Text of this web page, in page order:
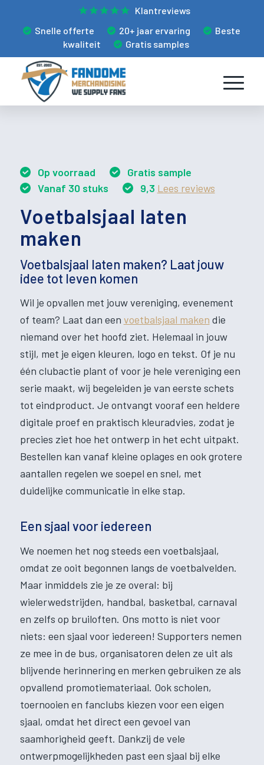
Klantreviews
Snelle offerte
20+ jaar ervaring
Beste
kwaliteit
Gratis samples
Op voorraad
Gratis sample
Vanaf 30 stuks
9,3 Lees reviews
Voetbalsjaal laten
maken
Voetbalsjaal laten maken? Laat jouw
idee tot leven komen
Wil je opvallen met jouw vereniging, evenement
of team? Laat dan een voetbalsjaal maken die
niemand over het hoofd ziet. Helemaal in jouw
stijl, met je eigen kleuren, logo en tekst. Of je nu
één clubactie plant of voor je hele vereniging een
serie maakt, wij begeleiden je van eerste schets
tot eindproduct. Je ontvangt vooraf een heldere
digitale proef en praktisch kleuradvies, zodat je
precies ziet hoe het ontwerp in het echt uitpakt.
Bestellen kan vanaf kleine oplages en ook grotere
aantallen regelen we soepel en snel, met
duidelijke communicatie in elke stap.
Een sjaal voor iedereen
We noemen het nog steeds een voetbalsjaal,
omdat ze ooit begonnen langs de voetbalvelden.
Maar inmiddels zie je ze overal: bij
wielerwedstrijden, handbal, basketbal, carnaval
en zelfs op bruiloften. Ons motto is niet voor
niets: een sjaal voor iedereen! Supporters nemen
ze mee in de bus, organisatoren delen ze uit als
blijvende herinnering en merken gebruiken ze als
opvallend promotiemateriaal. Ook scholen,
toernooien en fanclubs kiezen voor een eigen
sjaal, omdat het direct een gevoel van
saamhorigheid geeft. Dankzij de vele
ontwerpmogelijkheden past een sjaal bij elke